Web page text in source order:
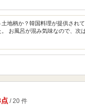
土地柄か？韓国料理が提供され
お風呂が混み気味なので、次
/ 20 件